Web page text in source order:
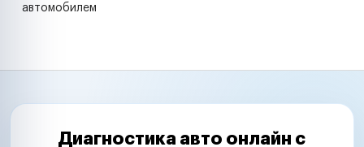
автомобилем
Диагностика авто онлайн с